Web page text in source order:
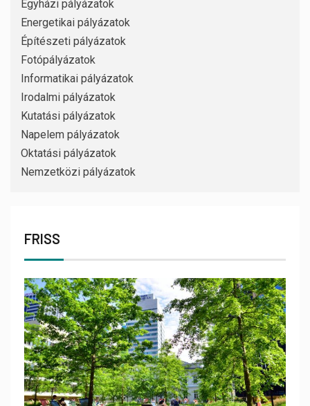
Egyházi pályázatok
Energetikai pályázatok
Építészeti pályázatok
Fotópályázatok
Informatikai pályázatok
Irodalmi pályázatok
Kutatási pályázatok
Napelem pályázatok
Oktatási pályázatok
Nemzetközi pályázatok
FRISS